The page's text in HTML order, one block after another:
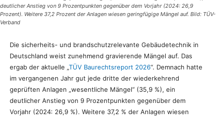
deutlicher Anstieg von 9 Prozentpunkten gegenüber dem Vorjahr (2024: 26,9
Prozent). Weitere 37,2 Prozent der Anlagen wiesen geringfügige Mängel auf. Bild: TÜV-
Verband
Die sicherheits- und brandschutzrelevante Gebäudetechnik in
Deutschland weist zunehmend gravierende Mängel auf. Das
ergab der aktuelle „TÜV Baurechtsreport 2026“. Demnach hatte
im vergangenen Jahr gut jede dritte der wiederkehrend
geprüften Anlagen „wesentliche Mängel“ (35,9 %), ein
deutlicher Anstieg von 9 Prozentpunkten gegenüber dem
Vorjahr (2024: 26,9 %). Weitere 37,2 % der Anlagen wiesen